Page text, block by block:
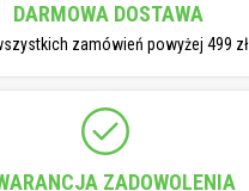
DARMOWA DOSTAWA
zamówień powyżej 499 zł
ZADOWOLENIA